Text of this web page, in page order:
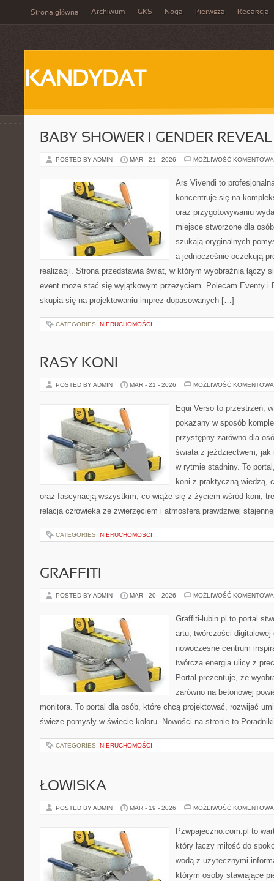
Strona główna Archiwum GKS Noga Pierwsza Redakcja
KANDYDAT
BABY SHOWER I GENDER REVEAL
POSTED BY ADMIN MAR - 21 - 2026 MOŻLIWOŚĆ
Ars Vivendi to
koncentruje się na
oraz przygotowywaniu
miejsce stworzone dla
szukają oryginalnych
a jednocześnie oczekują
realizacji. Strona przedstawia świat, w którym wyobraźnia łączy
event może stać się wyjątkowym przeżyciem. Polecam Eventy i
skupia się na projektowaniu imprez dopasowanych […]
CATEGORIES: NIERUCHOMOŚCI
RASY KONI
POSTED BY ADMIN MAR - 21 - 2026 MOŻLIWOŚĆ
Equi Verso to przestrzeń,
pokazany w sposób
przystępny zarówno dla
świata z jeździectwem,
w rytmie stadniny. To
koni z praktyczną wiedzą,
oraz fascynacją wszystkim, co wiąże się z życiem wśród koni,
relacją człowieka ze zwierzęciem i atmosferą prawdziwej
CATEGORIES: NIERUCHOMOŚCI
GRAFFITI
POSTED BY ADMIN MAR - 20 - 2026 MOŻLIWOŚĆ
Graffiti-lubin.pl to portal
artu, twórczości
nowoczesne centrum
twórcza energia ulicy z
Portal prezentuje, że
zarówno na betonowej
monitora. To portal dla osób, które chcą projektować, rozwijać
świeże pomysły w świecie koloru. Nowości na stronie to
CATEGORIES: NIERUCHOMOŚCI
ŁOWISKA
POSTED BY ADMIN MAR - 19 - 2026 MOŻLIWOŚĆ
Pzwpajeczno.com.pl to
który łączy miłość do
wodą z użytecznymi
którym osoby stawiające